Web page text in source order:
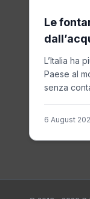
Le
L’Italia ha
Paese al
senza
6 August